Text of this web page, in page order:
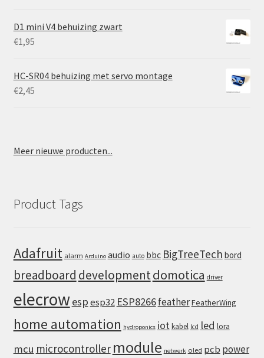
D1 mini V4 behuizing zwart
€1,95
HC-SR04 behuizing met servo montage
€2,45
Meer nieuwe producten...
Product Tags
Adafruit alarm Arduino audio auto bbc BigTreeTech bord
breadboard developmentdomotica driver
elecrowespesp32 ESP8266featherFeatherWing
home automation hydroponics iot kabel lcd led lora
mcu microcontroller module netwerk oled pcb power